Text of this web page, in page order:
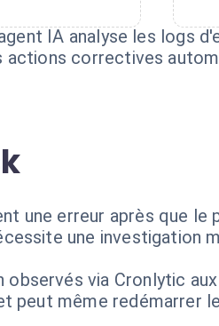
IA analyse les logs
actions correctives
une erreur après que le
une investigation
via Cronlytic
même redémarrer